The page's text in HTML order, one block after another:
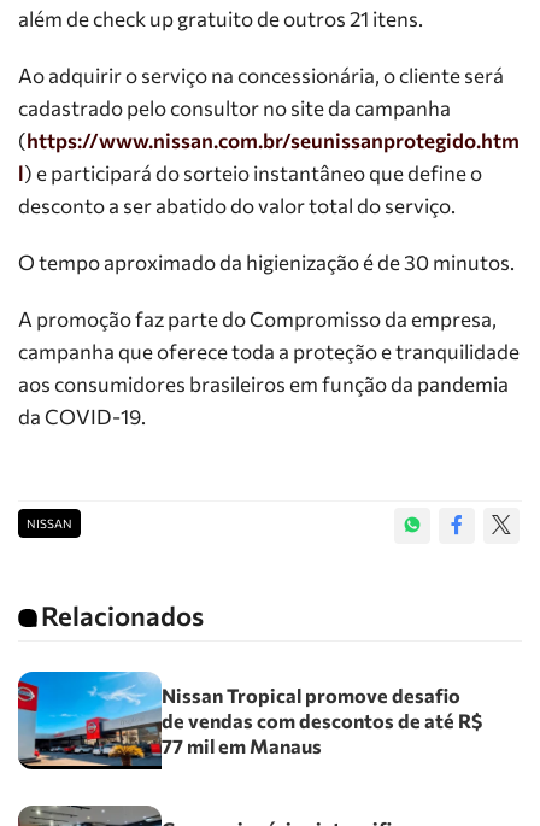
além de check up gratuito de outros 21 itens.
Ao adquirir o serviço na concessionária, o cliente será
cadastrado pelo consultor no site da campanha
(https://www.nissan.com.br/seunissanprotegido.htm
l) e participará do sorteio instantâneo que define o
desconto a ser abatido do valor total do serviço.
O tempo aproximado da higienização é de 30 minutos.
A promoção faz parte do Compromisso da empresa,
campanha que oferece toda a proteção e tranquilidade
aos consumidores brasileiros em função da pandemia
da COVID-19.
NISSAN
Relacionados
Nissan Tropical promove desafio
de vendas com descontos de até R$
77 mil em Manaus